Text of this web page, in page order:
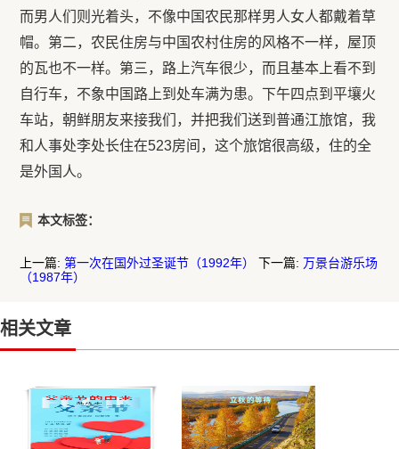
而男人们则光着头，不像中国农民那样男人女人都戴着草
帽。第二，农民住房与中国农村住房的风格不一样，屋顶
的瓦也不一样。第三，路上汽车很少，而且基本上看不到
自行车，不象中国路上到处车满为患。下午四点到平壤火
车站，朝鲜朋友来接我们，并把我们送到普通江旅馆，我
和人事处李处长住在523房间，这个旅馆很高级，住的全
是外国人。
本文标签：
上一篇:第一次在国外过圣诞节（1992年） 下一篇:万景台游乐场
（1987年）
相关文章